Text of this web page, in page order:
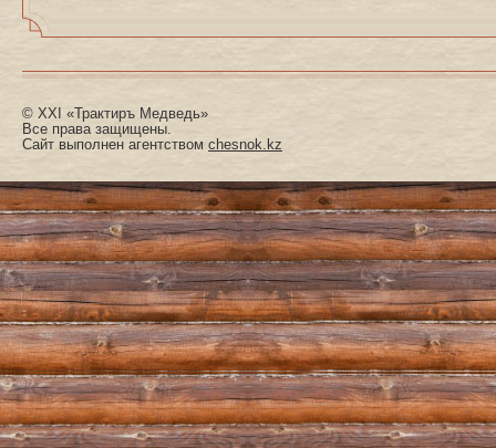
© XXI «Трактиръ Медведь»
Все права защищены.
Сайт выполнен агентством chesnok.kz